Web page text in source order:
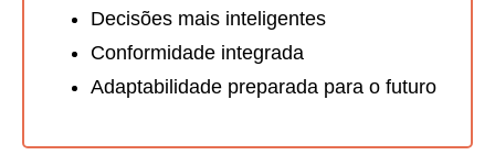
Decisões mais inteligentes
Conformidade integrada
Adaptabilidade preparada para o futuro